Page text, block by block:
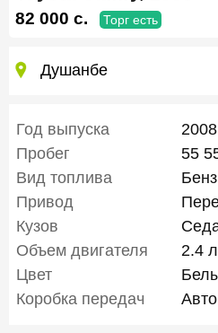
82 000 c. Торг есть
Душанбе
Год выпуска
2008
Пробег
55
Вид топлива
Привод
Кузов
Объем двигателя
2.4 л
Цвет
Коробка передач